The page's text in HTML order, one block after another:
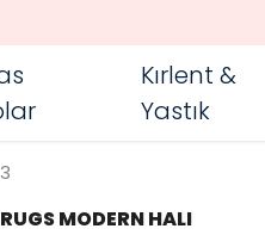
Kırlent &
Yastık
RUGS MODERN HALI